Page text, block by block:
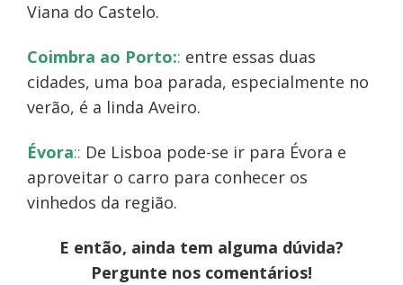
Viana do Castelo.
Coimbra ao Porto:: entre essas duas
cidades, uma boa parada, especialmente no
verão, é a linda Aveiro.
Évora:: De Lisboa pode-se ir para Évora e
aproveitar o carro para conhecer os
vinhedos da região.
E então, ainda tem alguma dúvida?
Pergunte nos comentários!